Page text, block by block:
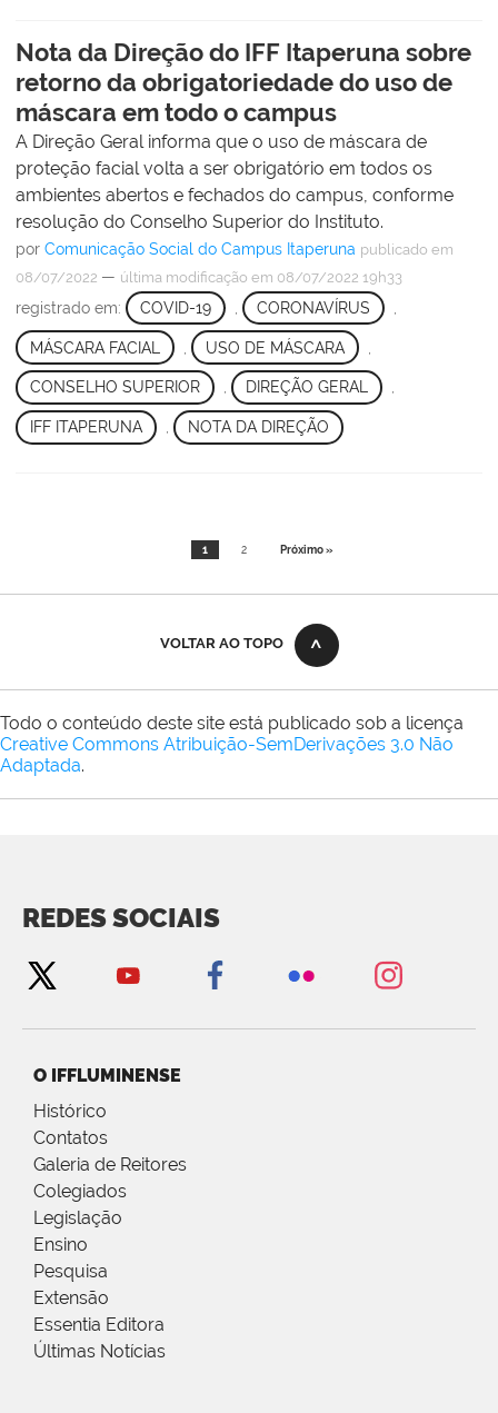
Nota da Direção do IFF Itaperuna sobre
retorno da obrigatoriedade do uso de
máscara em todo o campus
A Direção Geral informa que o uso de máscara de
proteção facial volta a ser obrigatório em todos os
ambientes abertos e fechados do campus, conforme
resolução do Conselho Superior do Instituto.
por Comunicação Social do Campus Itaperuna publicado em
08/07/2022 — última modificação em 08/07/2022 19h33
registrado em: COVID-19 CORONAVÍRUS
MÁSCARA FACIAL USO DE MÁSCARA
CONSELHO SUPERIOR , DIREÇÃO GERAL ,
IFF ITAPERUNA NOTA DA DIREÇÃO
1 2 Próximo »
VOLTAR AO TOPO
Todo o conteúdo deste site está publicado sob a licença
Creative Commons Atribuição-SemDerivações 3.0 Não
Adaptada.
REDES SOCIAIS
O IFFLUMINENSE
Histórico
Contatos
Galeria de Reitores
Colegiados
Legislação
Ensino
Pesquisa
Extensão
Essentia Editora
Últimas Notícias